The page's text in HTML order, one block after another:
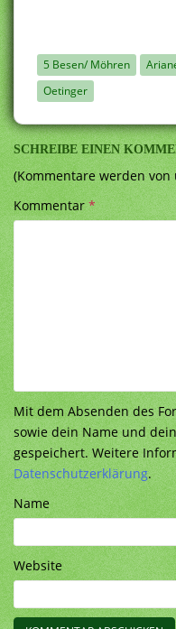
5 Besen/ Möhren
Oetinger
SCHREIBE EINEN
(Kommentare werden
Kommentar*
Mit dem Absenden des
sowie dein Name und
gespeichert. Weitere
Datenschutzerklärung.
Name
Website